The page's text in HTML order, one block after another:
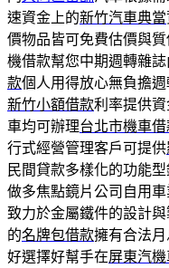
速資金上的新竹汽車典當
價物品皆可免費估價與質
機借款幫您中期週轉雜
款個人用得放心無負擔
新竹小額借款利率提供
車均可辦理台北市機車借
行式經營管理客戶可提供
民間貸款多樣化的功能
做多焦點鏡片公司自用
致力於金屬鐵件的設計
的名牌包借款擁有合法
好選擇好幫手在屏東汽